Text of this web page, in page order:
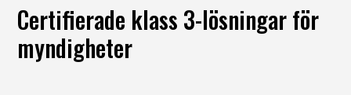
Certifierade klass 3-lösningar för
myndigheter